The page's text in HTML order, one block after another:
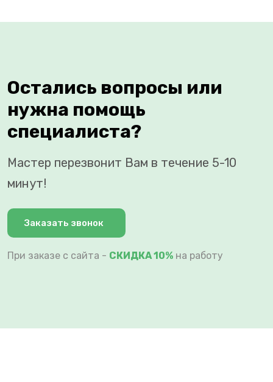
Остались вопросы или
нужна помощь
специалиста?
Мастер перезвонит Вам в течение 5-10
минут!
Заказать звонок
При заказе с сайта - СКИДКА 10% на работу